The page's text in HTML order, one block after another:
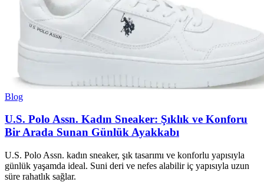
Blog
U.S. Polo Assn. Kadın Sneaker: Şıklık ve Konforu
Bir Arada Sunan Günlük Ayakkabı
U.S. Polo Assn. kadın sneaker, şık tasarımı ve konforlu yapısıyla
günlük yaşamda ideal. Suni deri ve nefes alabilir iç yapısıyla uzun
süre rahatlık sağlar.